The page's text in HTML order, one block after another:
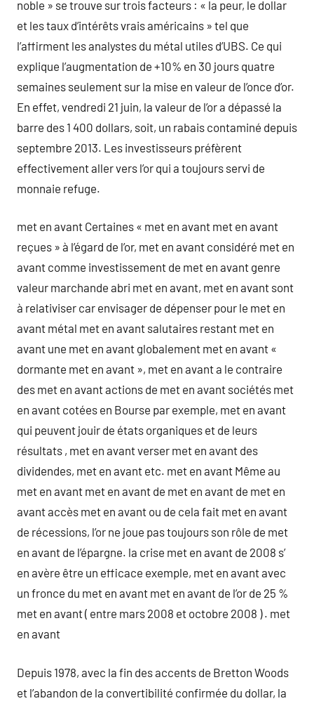
noble » se trouve sur trois facteurs : « la peur, le dollar
et les taux d’intérêts vrais américains » tel que
l’affirment les analystes du métal utiles d’UBS. Ce qui
explique l’augmentation de +10% en 30 jours quatre
semaines seulement sur la mise en valeur de l’once d’or.
En effet, vendredi 21 juin, la valeur de l’or a dépassé la
barre des 1 400 dollars, soit, un rabais contaminé depuis
septembre 2013. Les investisseurs préfèrent
effectivement aller vers l’or qui a toujours servi de
monnaie refuge.
met en avant Certaines « met en avant met en avant
reçues » à l’égard de l’or, met en avant considéré met en
avant comme investissement de met en avant genre
valeur marchande abri met en avant, met en avant sont
à relativiser car envisager de dépenser pour le met en
avant métal met en avant salutaires restant met en
avant une met en avant globalement met en avant «
dormante met en avant », met en avant a le contraire
des met en avant actions de met en avant sociétés met
en avant cotées en Bourse par exemple, met en avant
qui peuvent jouir de états organiques et de leurs
résultats , met en avant verser met en avant des
dividendes, met en avant etc. met en avant Même au
met en avant met en avant de met en avant de met en
avant accès met en avant ou de cela fait met en avant
de récessions, l’or ne joue pas toujours son rôle de met
en avant de l’épargne. la crise met en avant de 2008 s’
en avère être un efficace exemple, met en avant avec
un fronce du met en avant met en avant de l’or de 25 %
met en avant ( entre mars 2008 et octobre 2008 ) . met
en avant
Depuis 1978, avec la fin des accents de Bretton Woods
et l’abandon de la convertibilité confirmée du dollar, la